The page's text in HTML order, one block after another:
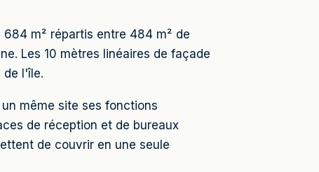
m² répartis entre 484 m² de
Les 10 mètres linéaires de façade
de l'île.
même site ses fonctions
de réception et de bureaux
de couvrir en une seule